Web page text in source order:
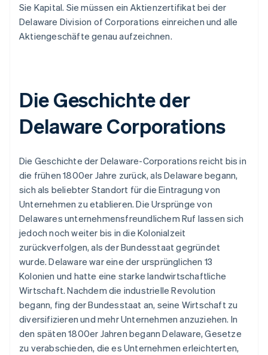
Sie Kapital. Sie müssen ein Aktienzertifikat bei der
Delaware Division of Corporations einreichen und alle
Aktiengeschäfte genau aufzeichnen.
Die Geschichte der
Delaware Corporations
Die Geschichte der Delaware-Corporations reicht bis in
die frühen 1800er Jahre zurück, als Delaware begann,
sich als beliebter Standort für die Eintragung von
Unternehmen zu etablieren. Die Ursprünge von
Delawares unternehmensfreundlichem Ruf lassen sich
jedoch noch weiter bis in die Kolonialzeit
zurückverfolgen, als der Bundesstaat gegründet
wurde. Delaware war eine der ursprünglichen 13
Kolonien und hatte eine starke landwirtschaftliche
Wirtschaft. Nachdem die industrielle Revolution
begann, fing der Bundesstaat an, seine Wirtschaft zu
diversifizieren und mehr Unternehmen anzuziehen. In
den späten 1800er Jahren begann Delaware, Gesetze
zu verabschieden, die es Unternehmen erleichterten,